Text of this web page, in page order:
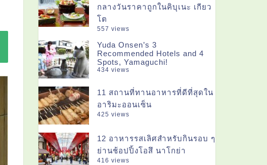
กลางวันราคาถูกในคิบุเนะ เกียว
โต
557 views
Yuda Onsen’s 3
Recommended Hotels and 4
Spots, Yamaguchi!
434 views
11 สถานที่ทานอาหารที่ดีที่สุดใน
อาริมะออนเซ็น
425 views
12 อาหารรสเลิศสำหรับกินรอบ ๆ
ย่านช้อปปิ้งโอสึ นาโกย่า
416 views